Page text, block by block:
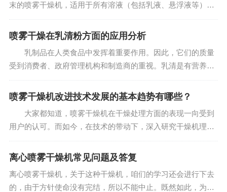
末的喷雾干燥机，适用于所有溶液（包括乳液、悬浮液等）的
干法处理（有机液体禁用）。也适用于生物制品、生物农药和
酶等热敏性材料，由于只有喷雾机颗粒的雾状大小可以达到高
喷雾干燥在乳清粉方面的应用分析
乳制品在人类食品中发挥着重要作用。因此，它们的质量
受到消费者、政府管理机构和制造商的重视。乳清是有营养的
乳制品之一。乳清或牛奶血清含有大量身体所需的营养，包括
约4.5％的乳糖，0.8％的蛋白质，1％的盐和0.1 - 0.8%的乳
喷雾干燥机改进技术发展的基本趋势有哪些？
大家都知道，喷雾干燥机在干燥处理方面的表现一向受到
用户的认可。而如今，在技术的带动下，深入研究干燥机理和
物料干燥特性，掌握对不同物料的^优操作条件下，开发和改进
喷雾干燥机。 近年来，国内在这方面的研究有了很大
离心喷雾干燥机常见问题及答复
离心喷雾干燥机，关于这种干燥机，咱们的学习还会进行下去
的，由于方针使命没有完结，所以不能中止。既然如此，为了